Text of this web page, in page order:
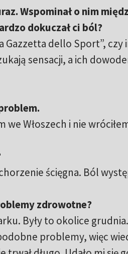
Wspominał o nim
dokuczał ci ból?
dello Sport”, czy
sensacji, a ich
we Włoszech i nie
ścięgna. Ból
zdrowotne?
Były to okolice
problemy, więc